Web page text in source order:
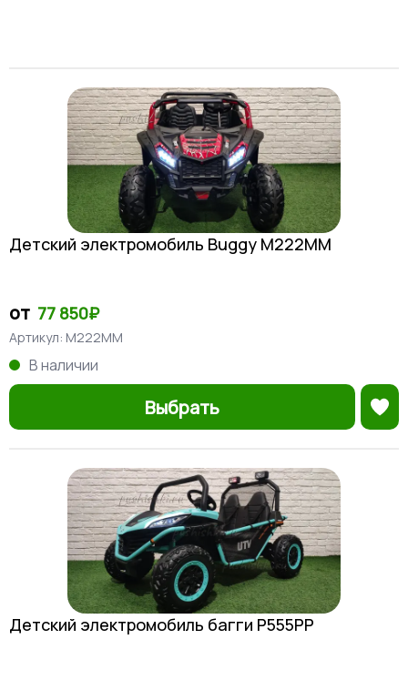
Детский электромобиль Buggy M222MM
от 77 850₽
Артикул: M222MM
Выбрать
В наличии
Детский электромобиль багги P555PP